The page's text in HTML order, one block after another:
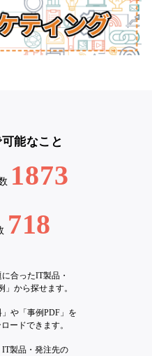
能なこと
1873
718
合ったIT製品・
」から探せます。
」や「事例PDF」を
ードできます。
製品・発注先の